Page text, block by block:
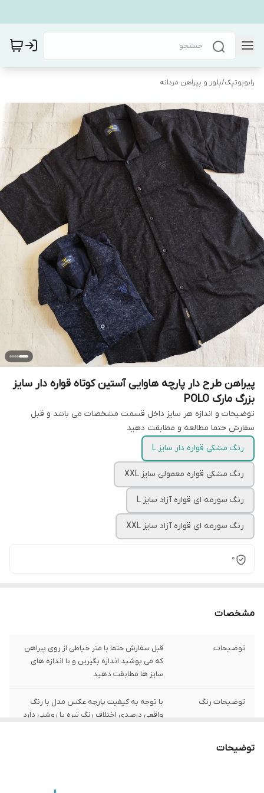
رابوبوتیک/بلوز و پیراهن مردانه
پیراهن طرح دار پارچه هاوایی آستین کوتاه قواره دار سایز
بزرگ مارک POLO
توضیحات و اندازه هر سایز داخل قسمت مشخصات می باشد و قبل
سفارش حتما مطالعه و مطابقت دهید
رنگ مشکی قواره دار سایز L
رنگ مشکی قواره معمولی سایز XXL
رنگ سورمه ای قواره آزاد سایز L
رنگ سورمه ای قواره آزاد سایز XXL
0
مشخصات
توضیحات
قبل سفارش حتما با متر خیاطی از روی پیراهن
که می پوشید اندازه بگیرین و با اندازه های
سایز ها مطابقت دهید
توضیحات رنگ
با توجه به کیفیت پارچه عکس مدل با رنگ
واقعی درصدی اختلاف رنگ تیره یا روشنی دارد
توضیحات سایز
توضیحات